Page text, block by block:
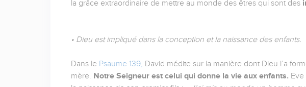
la grâce extraordinaire de mettre au monde des êtres qui sont des
• Dieu est impliqué dans la conception et la naissance des enfants.
Dans le Psaume 139, David médite sur la manière dont Dieu l’a
mère. Notre Seigneur est celui qui donne la vie aux enfants.